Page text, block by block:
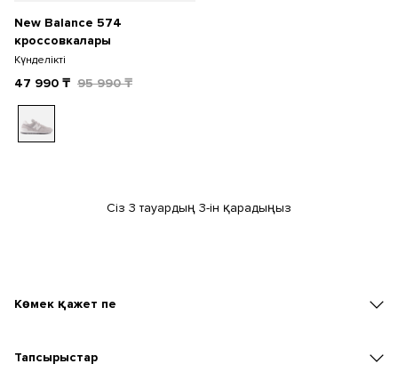
New Balance 574
кроссовкалары
Күнделікті
47 990 ₸ 95 990₸
Сіз 3 тауардың 3-ін қарадыңыз
Көмек қажет пе
Тапсырыстар